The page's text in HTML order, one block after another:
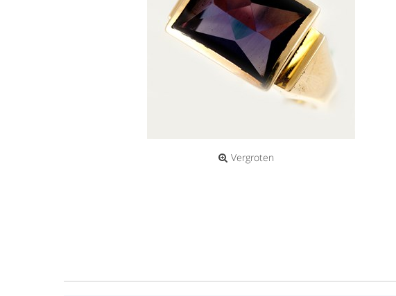
Vergroten